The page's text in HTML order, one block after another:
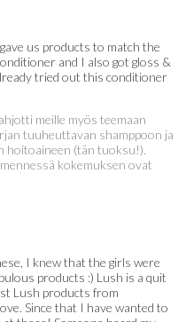
us products to match the
and I also got gloss &
tried out this conditioner
meille myös teemaan
tuuheuttavan shamppoon ja
hoitoaineen (tän tuoksu!).
kokemuksen ovat
I knew that the girls were
products :) Lush is a quit
Lush products from
Since that I have wanted to